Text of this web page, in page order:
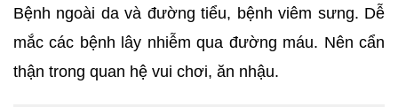
Bệnh ngoài da và đường tiểu, bệnh viêm sưng. Dễ
mắc các bệnh lây nhiễm qua đường máu. Nên cẩn
thận trong quan hệ vui chơi, ăn nhậu.